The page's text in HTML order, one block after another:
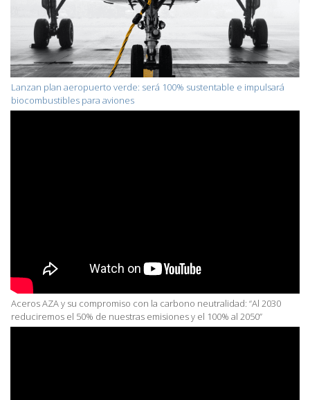
Lanzan plan aeropuerto verde: será 100% sustentable e impulsará
biocombustibles para aviones
Aceros AZA y su compromiso con la carbono neutralidad: “Al 2030
reduciremos el 50% de nuestras emisiones y el 100% al 2050”